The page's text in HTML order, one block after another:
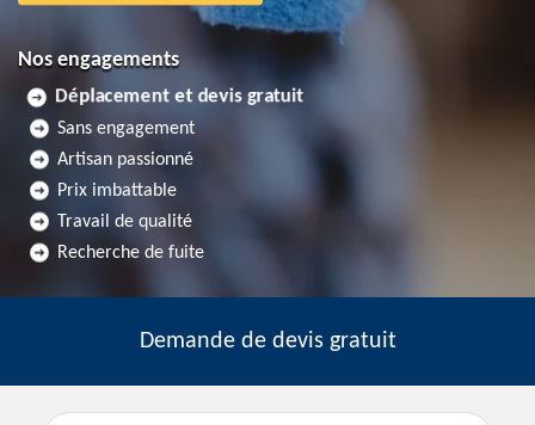
Nos engagements
Déplacement et devis gratuit
Sans engagement
Artisan passionné
Prix imbattable
Travail de qualité
Recherche de fuite
Demande de devis gratuit